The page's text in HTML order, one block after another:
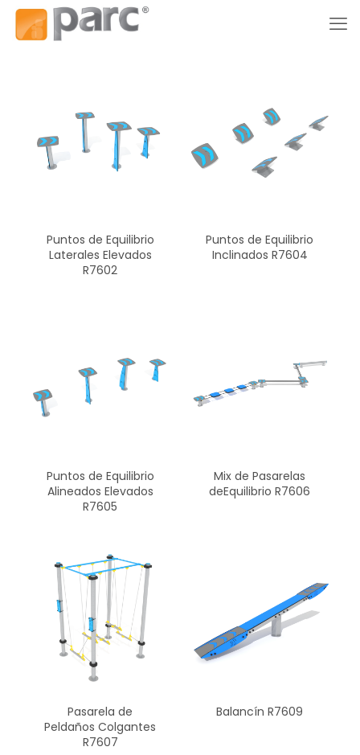
Puntos de Equilibrio
Laterales Elevados
R7602
Puntos de Equilibrio
Inclinados R7604
Puntos de Equilibrio
Alineados Elevados
R7605
Mix de Pasarelas
deEquilibrio R7606
Pasarela de
Peldaños Colgantes
R7607
Balancín R7609